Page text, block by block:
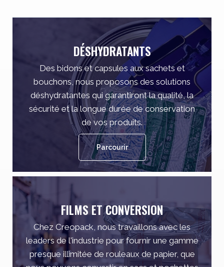
DÉSHYDRATANTS
Des bidons et capsules aux sachets et
bouchons, nous proposons des solutions
déshydratantes qui garantiront la qualité, la
sécurité et la longue durée de conservation
de vos produits.
Parcourir
FILMS ET CONVERSION
Chez Creopack, nous travaillons avec les
leaders de l'industrie pour fournir une gamme
presque illimitée de rouleaux de papier, que